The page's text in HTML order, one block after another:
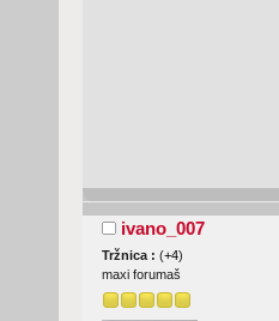
ivano_007
Tržnica : (+4)
maxi forumaš